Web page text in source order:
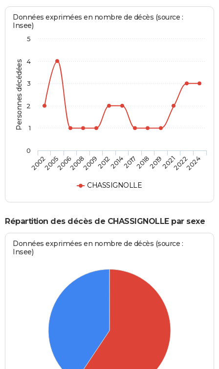
Personnes décédées
Données exprimées en nombre de décès (source :
Insee)
CHASSIGNOLLE
2002200520062008200920122014201720182019202120222024
0
1
2
3
4
5
Répartition des décès de CHASSIGNOLLE par sexe
Données exprimées en nombre de décès (source :
Insee)